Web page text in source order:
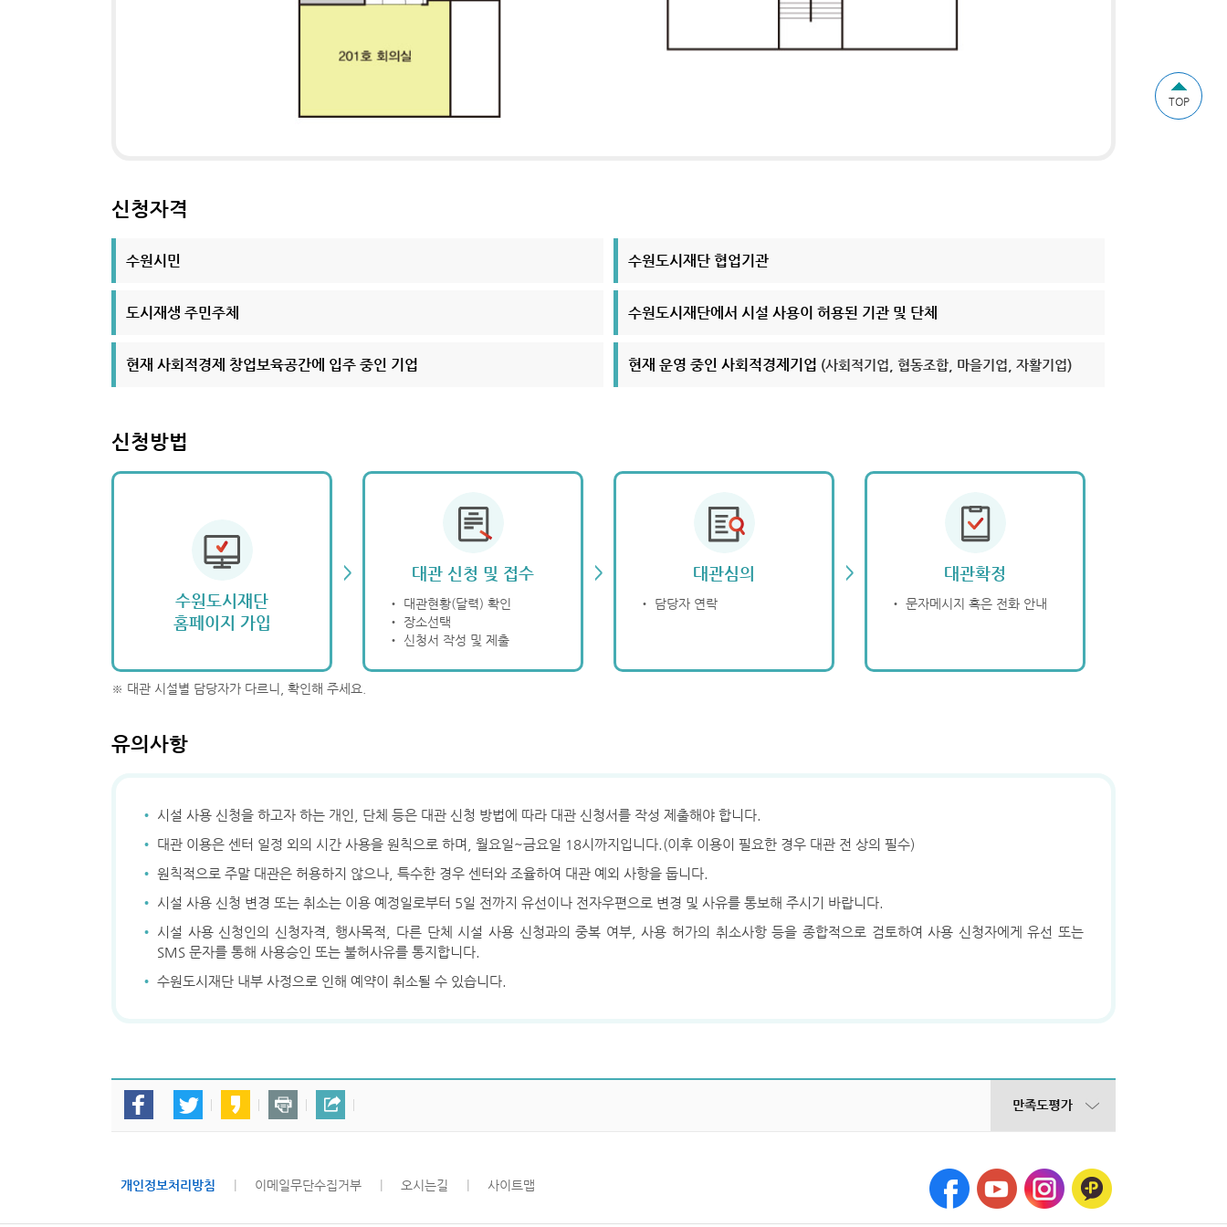
신청자격
수원시민 수원도시재단 협업기관
도시재생 주민주체 수원도시재단에서 시설 사용이 허용된 기관 및 단체
현재 사회적경제 창업보육공간에 입주 중인 기업 현재 운영 중인 사회적경제기업 (사회적기업, 협동조합, 마을기업, 자활기업)
신청방법
수원도시재단
홈페이지 가입
> 대관 신청 및 접수
‧ 대관현황(달력) 확인
‧ 장소선택
‧ 신청서 작성 및 제출
> 대관심의
‧ 담당자 연락
> 대관확정
‧ 문자메시지 혹은 전화 안내
※ 대관 시설별 담당자가 다르니, 확인해 주세요.
유의사항
· 시설 사용 신청을 하고자 하는 개인, 단체 등은 대관 신청 방법에 따라 대관 신청서를 작성 제출해야 합니다.
· 대관 이용은 센터 일정 외의 시간 사용을 원칙으로 하며, 월요일~금요일 18시까지입니다.(이후 이용이 필요한 경우 대관 전 상의 필수)
· 원칙적으로 주말 대관은 허용하지 않으나, 특수한 경우 센터와 조율하여 대관 예외 사항을 둡니다.
· 시설 사용 신청 변경 또는 취소는 이용 예정일로부터 5일 전까지 유선이나 전자우편으로 변경 및 사유를 통보해 주시기 바랍니다.
· 시설 사용 신청인의 신청자격, 행사목적, 다른 단체 시설 사용 신청과의 중복 여부, 사용 허가의 취소사항 등을 종합적으로 검토하여 사용 신청자에게 유선 또는
SMS 문자를 통해 사용승인 또는 불허사유를 통지합니다.
· 수원도시재단 내부 사정으로 인해 예약이 취소될 수 있습니다.
개인정보처리방침 이메일무단수집거부 오시는길 사이트맵
TOP